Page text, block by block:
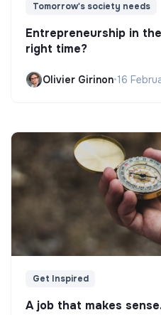
Tomorrow's society needs
Entrepreneurship in
right time?
Olivier Girinon•16
Get Inspired
A job that makes